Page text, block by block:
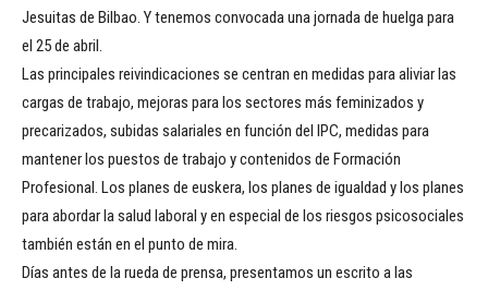
Jesuitas de Bilbao. Y tenemos convocada una jornada de huelga para
el 25 de abril.
Las principales reivindicaciones se centran en medidas para aliviar las
cargas de trabajo, mejoras para los sectores más feminizados y
precarizados, subidas salariales en función del IPC, medidas para
mantener los puestos de trabajo y contenidos de Formación
Profesional. Los planes de euskera, los planes de igualdad y los planes
para abordar la salud laboral y en especial de los riesgos psicosociales
también están en el punto de mira.
Días antes de la rueda de prensa, presentamos un escrito a las